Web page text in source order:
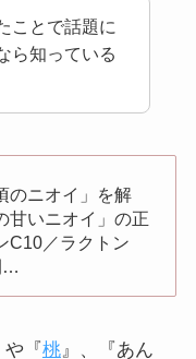
ことで話題に
ら知っている
のニオイ」を解
甘いニオイ」の正
C10／ラクトン
…
『 桃』、『あん